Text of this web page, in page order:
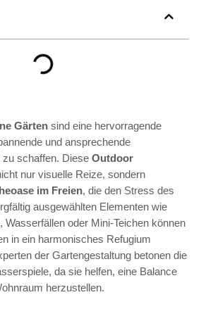
Gärten sind eine hervorragende
und ansprechende
schaffen. Diese Outdoor
nur visuelle Reize, sondern
im Freien, die den Stress des
ausgewählten Elementen wie
Wasserfällen oder Mini-Teichen können
in ein harmonisches Refugium
der Gartengestaltung betonen die
da sie helfen, eine Balance
herzustellen.